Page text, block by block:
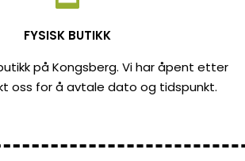
FYSISK BUTIKK
på Kongsberg. Vi har åpent etter
oss for å avtale dato og tidspunkt.